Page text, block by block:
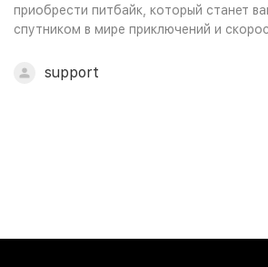
приобрести питбайк, который станет
спутником в мире приключений и
support